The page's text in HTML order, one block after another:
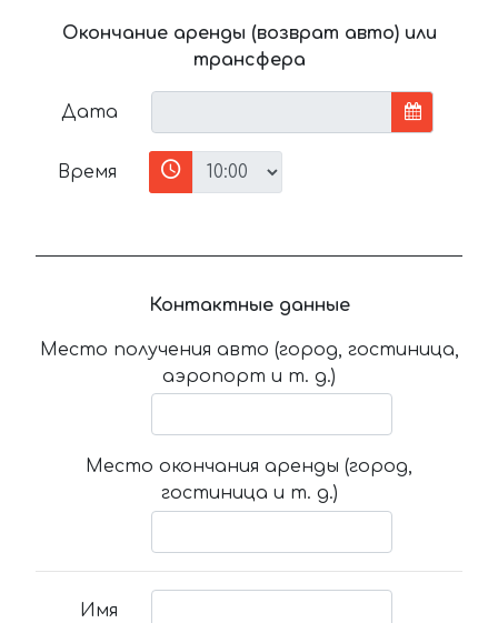
Окончание аренды (возврат авто) или
трансфера
Дата
Время
Контактные данные
Место получения авто (город, гостиница,
аэропорт и т. д.)
Место окончания аренды (город,
гостиница и т. д.)
Имя